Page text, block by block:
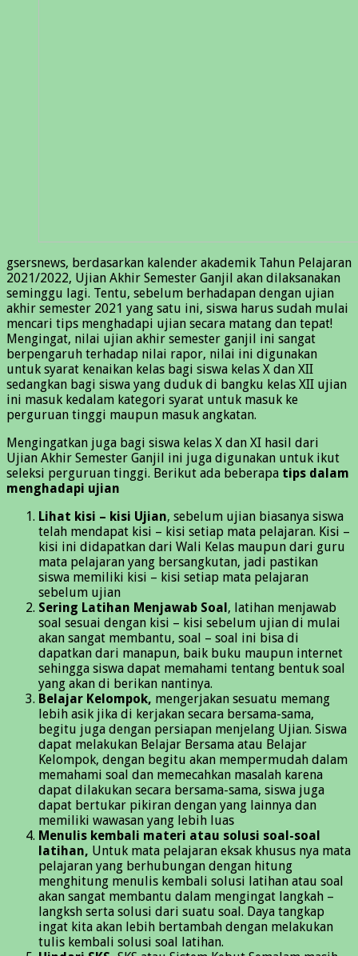
gsersnews, berdasarkan kalender akademik Tahun Pelajaran
2021/2022, Ujian Akhir Semester Ganjil akan dilaksanakan
seminggu lagi. Tentu, sebelum berhadapan dengan ujian
akhir semester 2021 yang satu ini, siswa harus sudah mulai
mencari tips menghadapi ujian secara matang dan tepat!
Mengingat, nilai ujian akhir semester ganjil ini sangat
berpengaruh terhadap nilai rapor, nilai ini digunakan
untuk syarat kenaikan kelas bagi siswa kelas X dan XII
sedangkan bagi siswa yang duduk di bangku kelas XII ujian
ini masuk kedalam kategori syarat untuk masuk ke
perguruan tinggi maupun masuk angkatan.
Mengingatkan juga bagi siswa kelas X dan XI hasil dari
Ujian Akhir Semester Ganjil ini juga digunakan untuk ikut
seleksi perguruan tinggi. Berikut ada beberapa tips dalam
menghadapi ujian
Lihat kisi – kisi Ujian, sebelum ujian biasanya siswa
telah mendapat kisi – kisi setiap mata pelajaran. Kisi –
kisi ini didapatkan dari Wali Kelas maupun dari guru
mata pelajaran yang bersangkutan, jadi pastikan
siswa memiliki kisi – kisi setiap mata pelajaran
sebelum ujian
Sering Latihan Menjawab Soal, latihan menjawab
soal sesuai dengan kisi – kisi sebelum ujian di mulai
akan sangat membantu, soal – soal ini bisa di
dapatkan dari manapun, baik buku maupun internet
sehingga siswa dapat memahami tentang bentuk soal
yang akan di berikan nantinya.
Belajar Kelompok, mengerjakan sesuatu memang
lebih asik jika di kerjakan secara bersama-sama,
begitu juga dengan persiapan menjelang Ujian. Siswa
dapat melakukan Belajar Bersama atau Belajar
Kelompok, dengan begitu akan mempermudah dalam
memahami soal dan memecahkan masalah karena
dapat dilakukan secara bersama-sama, siswa juga
dapat bertukar pikiran dengan yang lainnya dan
memiliki wawasan yang lebih luas
Menulis kembali materi atau solusi soal-soal
latihan, Untuk mata pelajaran eksak khusus nya mata
pelajaran yang berhubungan dengan hitung
menghitung menulis kembali solusi latihan atau soal
akan sangat membantu dalam mengingat langkah –
langksh serta solusi dari suatu soal. Daya tangkap
ingat kita akan lebih bertambah dengan melakukan
tulis kembali solusi soal latihan.